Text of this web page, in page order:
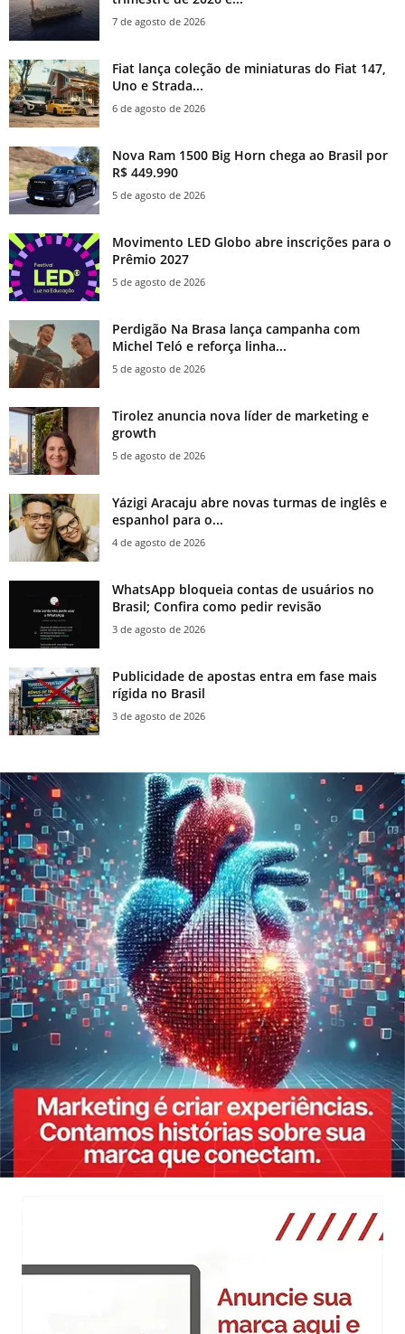
7 de agosto de 2026
Fiat lança coleção de miniaturas do Fiat 147,
Uno e Strada...
6 de agosto de 2026
Nova Ram 1500 Big Horn chega ao Brasil por
R$ 449.990
5 de agosto de 2026
Movimento LED Globo abre inscrições para o
Prêmio 2027
5 de agosto de 2026
Perdigão Na Brasa lança campanha com
Michel Teló e reforça linha...
5 de agosto de 2026
Tirolez anuncia nova líder de marketing e
growth
5 de agosto de 2026
Yázigi Aracaju abre novas turmas de inglês e
espanhol para o...
4 de agosto de 2026
WhatsApp bloqueia contas de usuários no
Brasil; Confira como pedir revisão
3 de agosto de 2026
Publicidade de apostas entra em fase mais
rígida no Brasil
3 de agosto de 2026